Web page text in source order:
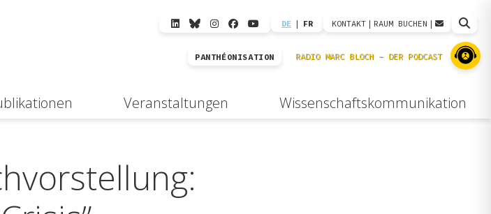
DE | FR KONTAKT | RAUM BUCHEN |
PANTHÉONISATION
Veranstaltungen Wissenschaftskommunikation